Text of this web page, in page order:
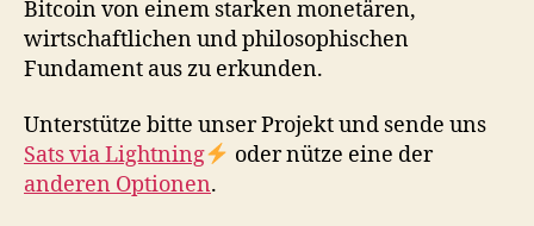
Bitcoin von einem starken monetären,
wirtschaftlichen und philosophischen
Fundament aus zu erkunden.
Unterstütze bitte unser Projekt und sende uns
Sats via Lightning
oder nütze eine der
anderen Optionen.